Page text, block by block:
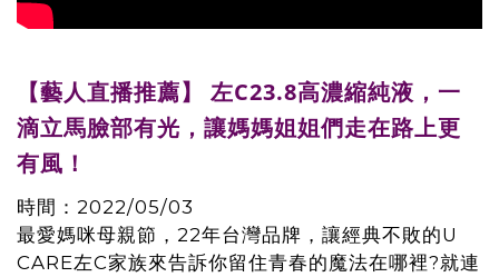
【藝人直播推薦】 左C23.8高濃縮純液，一
滴立馬臉部有光，讓媽媽姐姐們走在路上更
有風！
時間：2022/05/03
最愛媽咪母親節，22年台灣品牌，讓經典不敗的U
CARE左C家族來告訴你留住青春的魔法在哪裡?就連